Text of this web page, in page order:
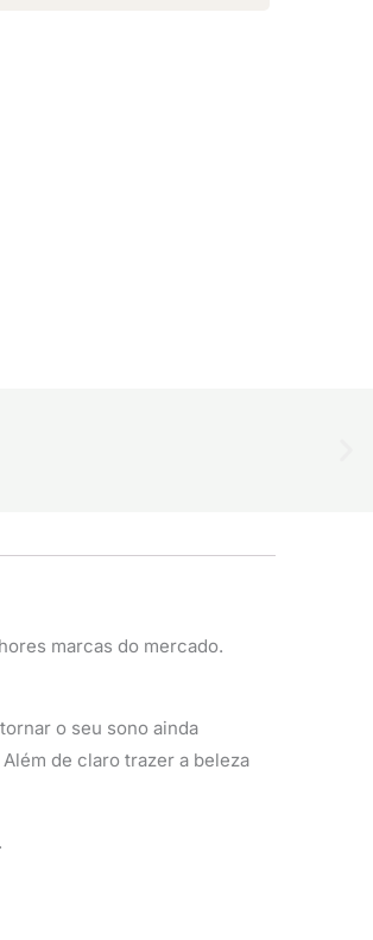
marcas do mercado.
o seu sono ainda
de claro trazer a beleza